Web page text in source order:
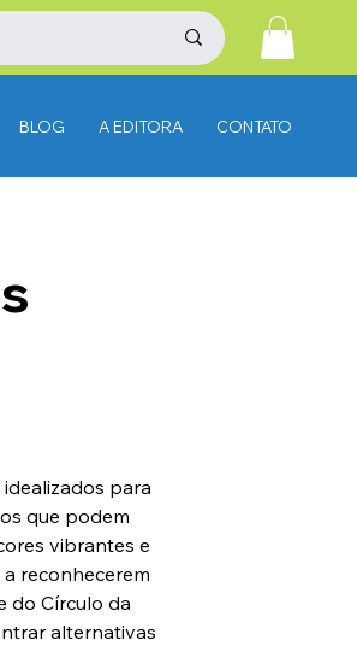
BLOG A EDITORA CONTATO
para
que podem
vibrantes e
reconhecerem
do Círculo da
alternativas